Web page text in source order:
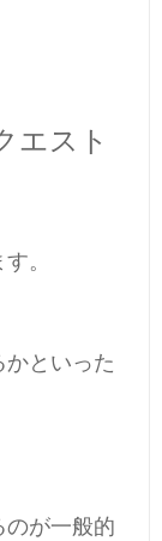
エスト
。
といった
が一般的